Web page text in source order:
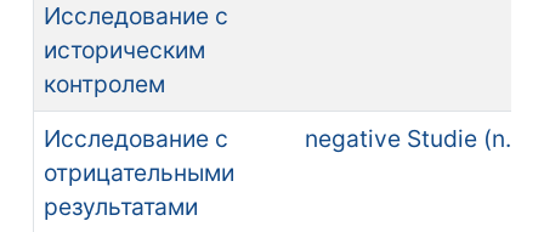
Исследование с
историческим
контролем
Исследование с
отрицательными
результатами
negative Studie (n.f.)